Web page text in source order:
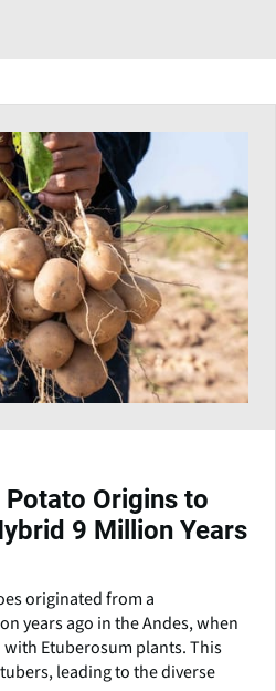
Origins to
9 Million Years
originated from a
years ago in the Andes, when
Etuberosum plants. This
leading to the diverse